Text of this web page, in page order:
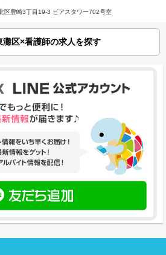
区豊崎3丁目19-3 ピアスタワー702号室
灘区×看護師の求人を探す